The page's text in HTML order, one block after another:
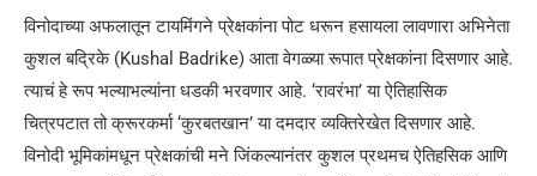
विनोदाच्या अफलातून टायमिंगने प्रेक्षकांना पोट धरून हसायला लावणारा अभिनेता
कुशल बद्रिके (Kushal Badrike) आता वेगळ्या रूपात प्रेक्षकांना दिसणार आहे.
त्याचं हे रूप भल्याभल्यांना धडकी भरवणार आहे. ‘रावरंभा’ या ऐतिहासिक
चित्रपटात तो क्रूरकर्मा ‘कुरबतखान’ या दमदार व्यक्तिरेखेत दिसणार आहे.
विनोदी भूमिकांमधून प्रेक्षकांची मने जिंकल्यानंतर कुशल प्रथमच ऐतिहसिक आणि